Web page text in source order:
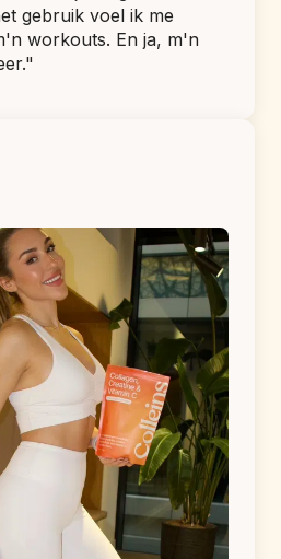
gebruik voel ik me
workouts. En ja, m'n